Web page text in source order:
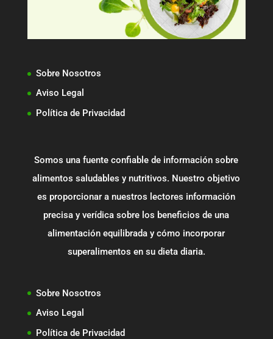
Sobre Nosotros
Aviso Legal
Política de Privacidad
Somos una fuente confiable de información sobre
alimentos saludables y nutritivos. Nuestro objetivo
es proporcionar a nuestros lectores información
precisa y verídica sobre los beneficios de una
alimentación equilibrada y cómo incorporar
superalimentos en su dieta diaria.
Sobre Nosotros
Aviso Legal
Política de Privacidad